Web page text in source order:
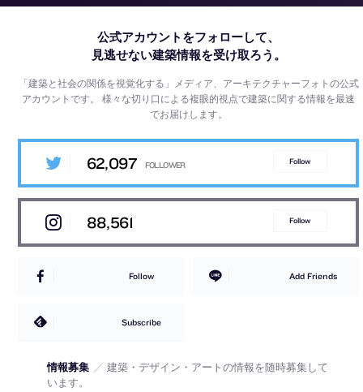
公式アカウントをフォローして、
見逃せない建築情報を受け取ろう。
「建築と社会の関係を視覚化する」メディア、アーキテクチャーフォトの公式
アカウントです。様々な切り口による複眼的視点で建築に関する情報を最速
でお届けします。
62,097 Follow
88,561 Follow
Follow Add Friends
Subscribe
情報募集 ／ 建築・デザイン・アートの情報を随時募集して
います。